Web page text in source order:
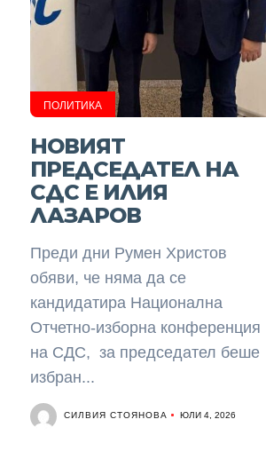
ПОЛИТИКА
НОВИЯТ
ПРЕДСЕДАТЕЛ НА
СДС Е ИЛИЯ
ЛАЗАРОВ
Преди дни Румен Христов
обяви, че няма да се
кандидатира Национална
Отчетно-изборна конференция
на СДС, за председател беше
избран...
СИЛВИЯ СТОЯНОВА ЮЛИ 4, 2026